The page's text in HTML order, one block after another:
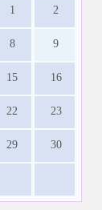
1 2
8 9
15 16
22 23
29 30